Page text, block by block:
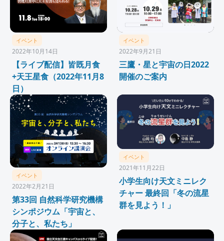
イベント
2022年10月14日
【ライブ配信】皆既月食
+天王星食（2022年11月8
日）
イベント
2022年9月21日
三鷹・星と宇宙の日2022
開催のご案内
イベント
2022年2月21日
第33回 自然科学研究機構
シンポジウム「宇宙と、
分子と、私たち」
イベント
2021年11月22日
小学生向け天文ミニレク
チャー 最終回「冬の流星
群を見よう！」